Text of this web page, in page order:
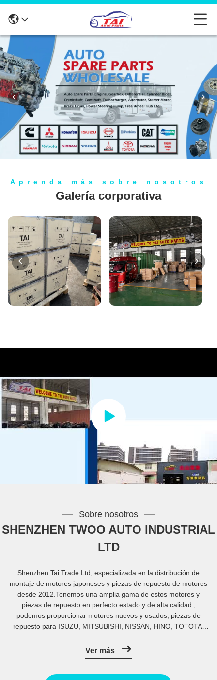
Aprenda más sobre nosotros
Galería corporativa
Sobre nosotros
SHENZHEN TWOO AUTO INDUSTRIAL
LTD
Shenzhen Tai Trade Ltd, especializada en la distribución de
montaje de motores japoneses y piezas de repuesto de motores
desde 2012.Tenemos una amplia gama de estos motores y
piezas de repuesto en perfecto estado y de alta calidad.,
podemos proporcionar motores nuevos y usados, piezas de
repuesto para ISUZU, MITSUBISHI, NISSAN, HINO, TOTOTA,
Trade Ltd, fue establecida en 2002 como un fabricante especial
de volante de vuelo y engranajes de ...
Ver más